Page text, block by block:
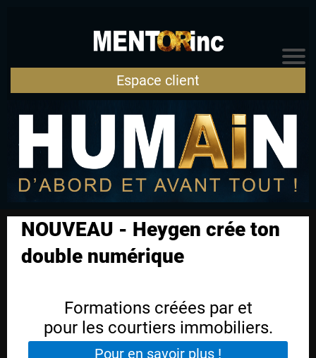
AC
CU
EIL
R
Espace client
NOUVEAU - Heygen crée ton
double numérique
Formations créées par et
pour les courtiers immobiliers.
Pour en savoir plus !